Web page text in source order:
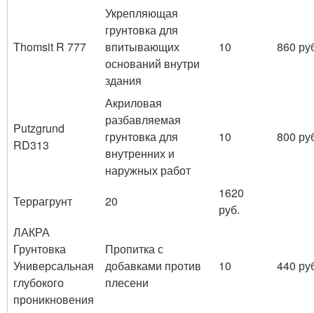
Thomsit R 777
Укрепляющая
грунтовка для
впитывающих
оснований внутри
здания
10 860
Putzgrund
RD313
Акриловая
разбавляемая
грунтовка для
внутренних и
наружных работ
10 800
Террагрунт 20
1620
руб.
ЛАКРА
Грунтовка
Универсальная
глубокого
проникновения
Пропитка с
добавками против
плесени
10 440